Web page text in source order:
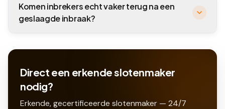
Komen inbrekers echt vaker terug na een
geslaagde inbraak?
Direct een erkende slotenmaker
nodig?
Erkende, gecertificeerde slotenmaker — 24/7